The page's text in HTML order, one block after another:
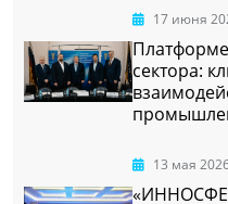
17 июня
сектора:
13 мая